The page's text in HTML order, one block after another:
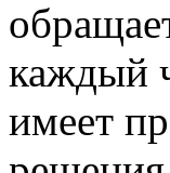
каждый
имеет